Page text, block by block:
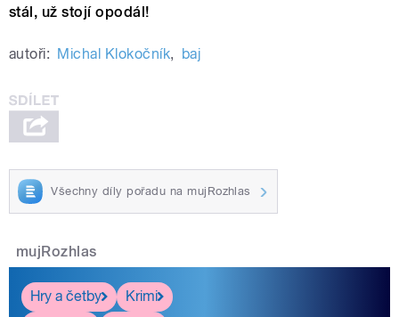
stál, už stojí opodál!
autoři: Michal Klokočník, baj
Všechny díly pořadu na mujRozhlas
mujRozhlas
Hry a četby Krimi